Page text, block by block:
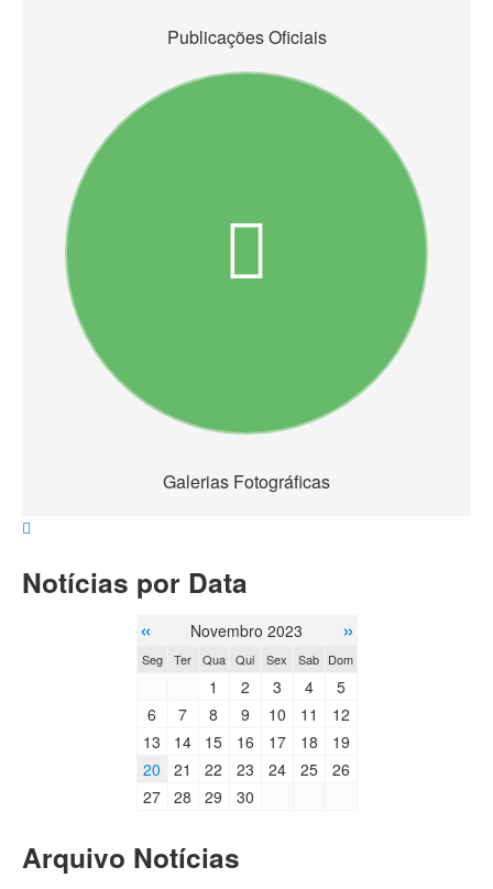
Publicações Oficiais
Galerias Fotográficas
Notícias por Data
« Novembro 2023 »
Seg Ter Qua Qui Sex Sab Dom
1 2 3 4
5
6
7 8 9 10 11
12
13
14 15 16 17 18
19
20
21 22 23 24 25
26
27 28 29 30
Arquivo Notícias